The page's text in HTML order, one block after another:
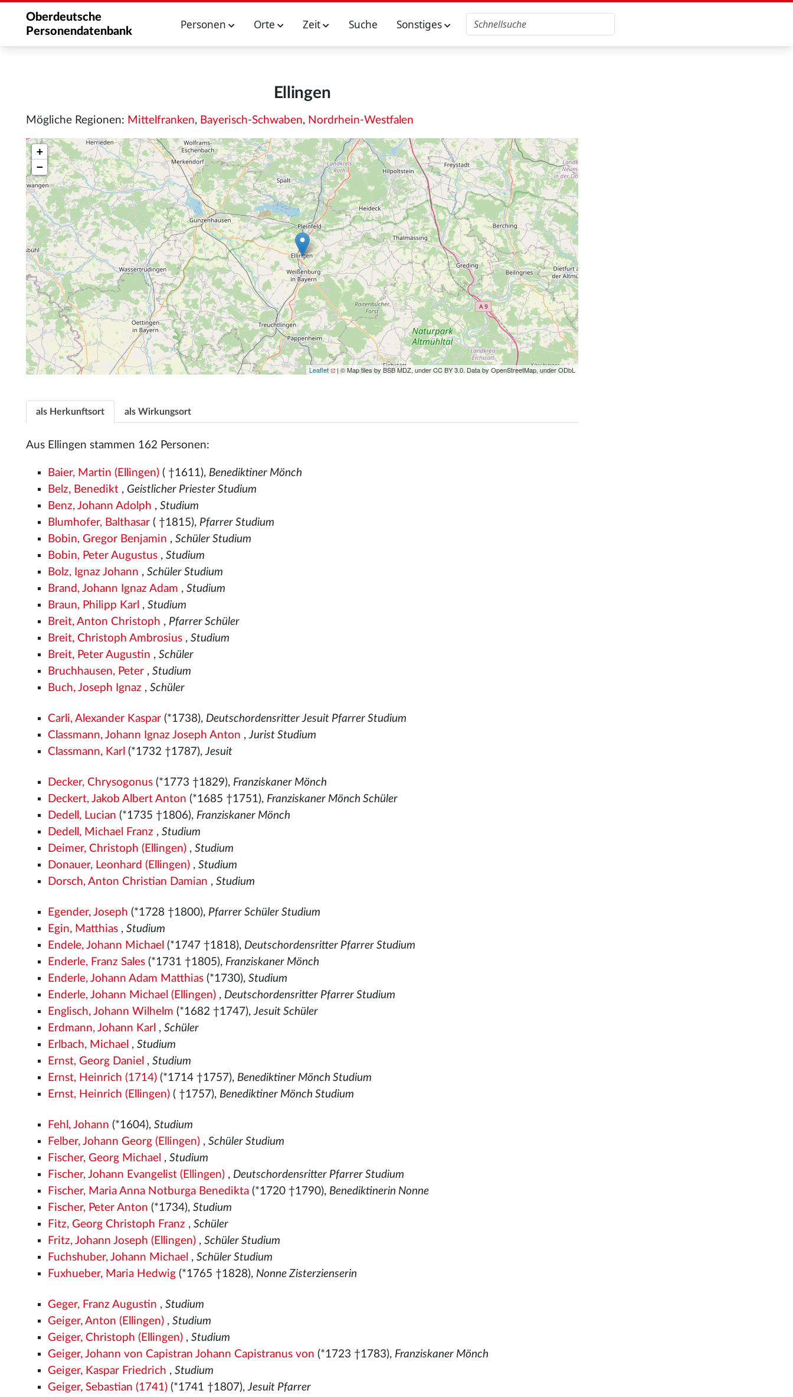
Oberdeutsche
Personendatenbank
Personen Orte Zeit Suche Sonstiges
Ellingen
Mögliche Regionen: Mittelfranken, Bayerisch-Schwaben, Nordrhein-Westfalen
+
−
Leaflet | © Map tiles by BSB MDZ, under CC BY 3.0. Data by OpenStreetMap, under ODbL
als Herkunftsort als Wirkungsort
Aus Ellingen stammen 162 Personen:
Baier, Martin (Ellingen) ( †1611), Benediktiner Mönch
Belz, Benedikt , Geistlicher Priester Studium
Benz, Johann Adolph ,Studium
Blumhofer, Balthasar ( †1815), Pfarrer Studium
Bobin, Gregor Benjamin ,Schüler Studium
Bobin, Peter Augustus ,Studium
Bolz, Ignaz Johann ,Schüler Studium
Brand, Johann Ignaz Adam ,Studium
Braun, Philipp Karl ,Studium
Breit, Anton Christoph , Pfarrer Schüler
Breit, Christoph Ambrosius ,Studium
Breit, Peter Augustin ,Schüler
Bruchhausen, Peter ,Studium
Buch, Joseph Ignaz ,Schüler
Carli, Alexander Kaspar (*1738), Deutschordensritter Jesuit Pfarrer Studium
Classmann, Johann Ignaz Joseph Anton ,Jurist Studium
Classmann, Karl (*1732 †1787),Jesuit
Decker, Chrysogonus (*1773 †1829), Franziskaner Mönch
Deckert, Jakob Albert Anton (*1685 †1751), Franziskaner Mönch Schüler
Dedell, Lucian (*1735 †1806), Franziskaner Mönch
Dedell, Michael Franz ,Studium
Deimer, Christoph (Ellingen) ,Studium
Donauer, Leonhard (Ellingen) ,Studium
Dorsch, Anton Christian Damian ,Studium
Egender, Joseph (*1728 †1800), Pfarrer Schüler Studium
Egin, Matthias ,Studium
Endele, Johann Michael (*1747 †1818), Deutschordensritter Pfarrer Studium
Enderle, Franz Sales (*1731 †1805), Franziskaner Mönch
Enderle, Johann Adam Matthias (*1730),Studium
Enderle, Johann Michael (Ellingen) , Deutschordensritter Pfarrer Studium
Englisch, Johann Wilhelm (*1682 †1747),Jesuit Schüler
Erdmann, Johann Karl ,Schüler
Erlbach, Michael ,Studium
Ernst, Georg Daniel ,Studium
Ernst, Heinrich (1714) (*1714 †1757), Benediktiner Mönch Studium
Ernst, Heinrich (Ellingen) ( †1757), Benediktiner Mönch Studium
Fehl, Johann (*1604),Studium
Felber, Johann Georg (Ellingen) ,Schüler Studium
Fischer, Georg Michael ,Studium
Fischer, Johann Evangelist (Ellingen) , Deutschordensritter Pfarrer Studium
Fischer, Maria Anna Notburga Benedikta (*1720 †1790), Benediktinerin Nonne
Fischer, Peter Anton (*1734),Studium
Fitz, Georg Christoph Franz ,Schüler
Fritz, Johann Joseph (Ellingen) ,Schüler Studium
Fuchshuber, Johann Michael ,Schüler Studium
Fuxhueber, Maria Hedwig (*1765 †1828), Nonne Zisterzienserin
Geger, Franz Augustin ,Studium
Geiger, Anton (Ellingen) ,Studium
Geiger, Christoph (Ellingen) ,Studium
Geiger, Johann von Capistran Johann Capistranus von (*1723 †1783), Franziskaner Mönch
Geiger, Kaspar Friedrich ,Studium
Geiger, Sebastian (1741) (*1741 †1807),Jesuit Pfarrer